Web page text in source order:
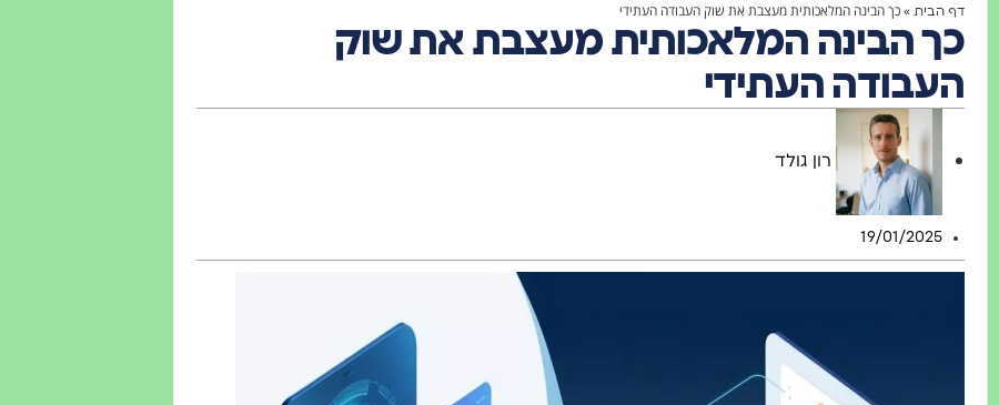
דף הבית »כך הבינה המלאכותית מעצבת את שוק העבודה העתידי
כך הבינה המלאכותית מעצבת את שוק
העבודה העתידי
רון גולד
19/01/2025